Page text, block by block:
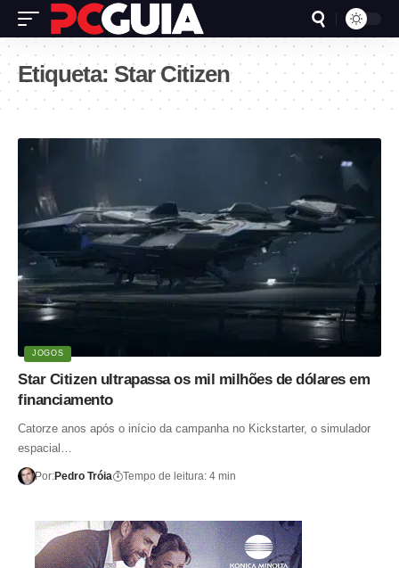
Etiqueta: Star Citizen
JOGOS
Star Citizen ultrapassa os mil milhões de dólares em
financiamento
Catorze anos após o início da campanha no Kickstarter, o simulador
espacial…
Por:Pedro Tróia Tempo de leitura: 4 min